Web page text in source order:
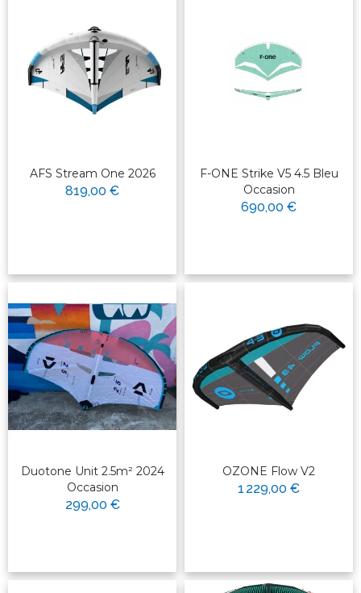
AFS Stream One 2026
819,00 €
F-ONE Strike V5 4.5 Bleu
Occasion
690,00 €
Duotone Unit 2.5m² 2024
Occasion
299,00 €
OZONE Flow V2
1 229,00 €